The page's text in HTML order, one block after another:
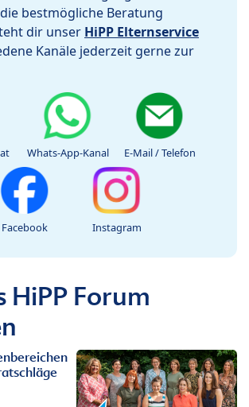
bestmögliche Beratung
dir unser HiPP Elternservice
Kanäle jederzeit gerne zur
Whats-App-Kanal E-Mail / Telefon
Facebook Instagram
HiPP Forum